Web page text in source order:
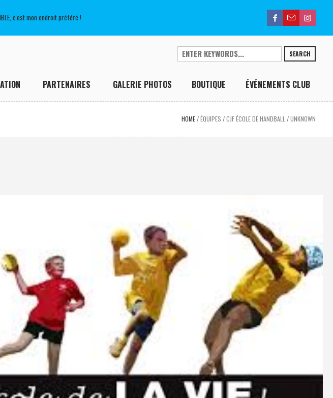
c'est mon endroit préféré !
SEARCH
PARTENAIRES GALERIE PHOTOS BOUTIQUE ÉVÉNEMENTS CLUB
HOME /ÉQUIPES /CJF ÉCOLE DE HANDBALL /UNKNOWN